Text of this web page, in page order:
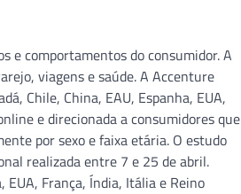
e comportamentos do consumidor. A
viagens e saúde. A Accenture
Chile, China, EAU, Espanha, EUA,
e direcionada a consumidores que
por sexo e faixa etária. O estudo
realizada entre 7 e 25 de abril.
França, Índia, Itália e Reino